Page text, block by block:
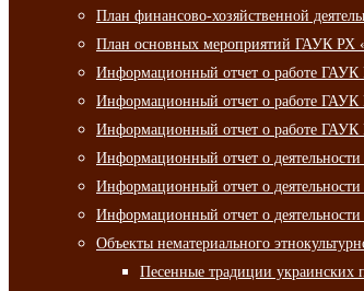
План финансово-хозяйственной
План основных мероприятий ГАУК
Информационный отчет о работе
Информационный отчет о работе
Информационный отчет о работе
Информационный отчет о
Информационный отчет о
Информационный отчет о
Объекты нематериального
Песенные традиции украинских